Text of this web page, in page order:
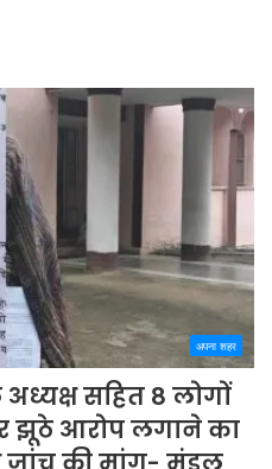
अपना शहर
सहित 8 लोगों
झूठे आरोप लगाने का